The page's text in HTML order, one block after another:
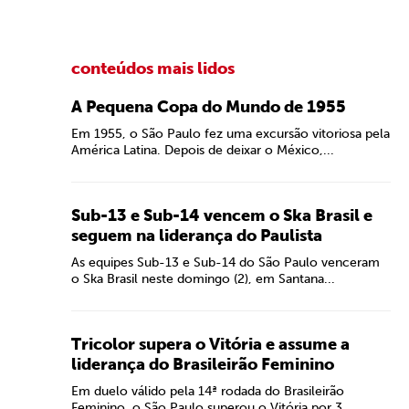
conteúdos mais lidos
A Pequena Copa do Mundo de 1955
Em 1955, o São Paulo fez uma excursão vitoriosa pela
América Latina. Depois de deixar o México,...
Sub-13 e Sub-14 vencem o Ska Brasil e
seguem na liderança do Paulista
As equipes Sub-13 e Sub-14 do São Paulo venceram
o Ska Brasil neste domingo (2), em Santana...
Tricolor supera o Vitória e assume a
liderança do Brasileirão Feminino
Em duelo válido pela 14ª rodada do Brasileirão